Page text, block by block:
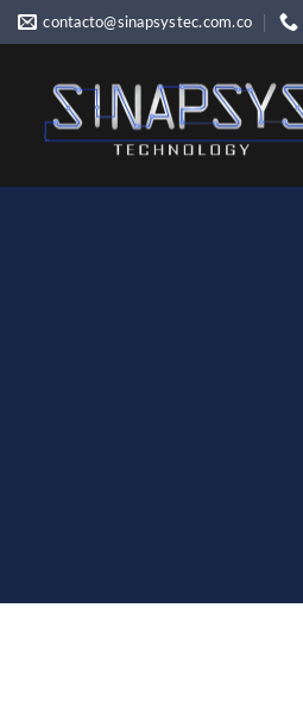
Skip
to
contacto@sinapsystec.com.co